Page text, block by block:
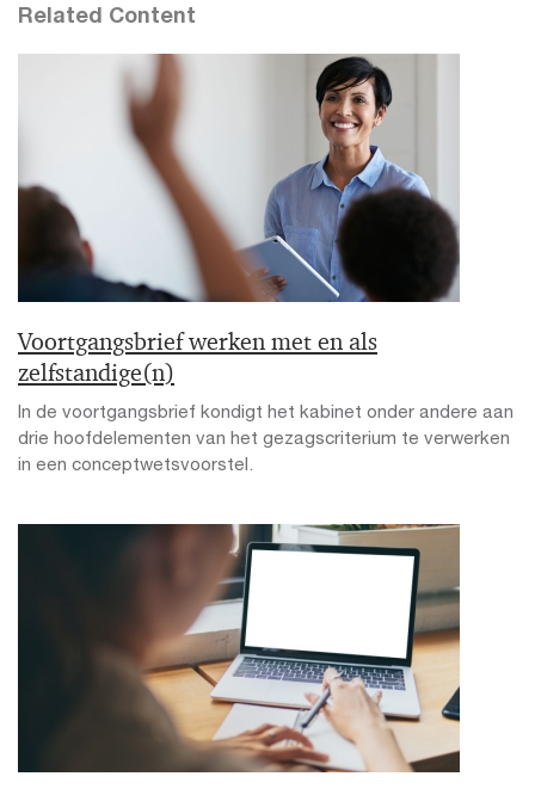
Related Content
Voortgangsbrief werken met en als
zelfstandige(n)
In de voortgangsbrief kondigt het kabinet onder andere aan
drie hoofdelementen van het gezagscriterium te verwerken
in een conceptwetsvoorstel.